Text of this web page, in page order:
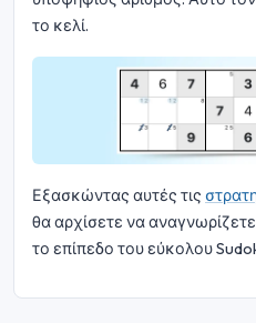
το κελί.
Εξασκώντας αυτές τις
θα αρχίσετε να
το επίπεδο του εύκολου